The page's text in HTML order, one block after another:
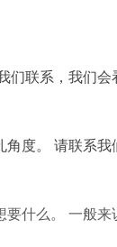
们联系，我们会
度。 请联系我
什么。 一般来